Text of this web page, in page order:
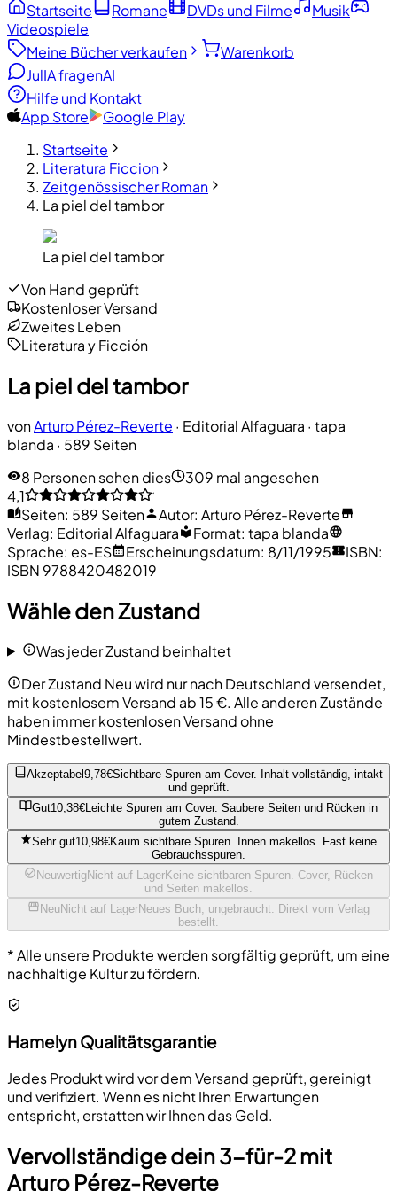
Startseite Romane DVDs und Filme
Musik
Videospiele
Meine Bücher verkaufen
Warenkorb
JulIA fragenAI
Hilfe und Kontakt
App Store
Google Play
Startseite
Literatura Ficcion
Zeitgenössischer Roman
La piel del tambor
La piel del tambor
Von Hand geprüft
Kostenloser Versand
Zweites Leben
Literatura y Ficción
La piel del tambor
vonArturo Pérez-Reverte · Editorial Alfaguara · tapa
blanda · 589 Seiten
8 Personen sehen dies
309 mal angesehen
4,1
Seiten: 589 Seiten Autor: Arturo Pérez-Reverte
Verlag: Editorial Alfaguara Format: tapa blanda
Sprache: es-ES Erscheinungsdatum: 8/11/1995 ISBN:
ISBN 9788420482019
Wähle den Zustand
Was jeder Zustand beinhaltet
Der Zustand Neu wird nur nach Deutschland versendet,
mit kostenlosem Versand ab 15 €. Alle anderen Zustände
haben immer kostenlosen Versand ohne
Mindestbestellwert.
Akzeptabel9,78€Sichtbare Spuren am Cover. Inhalt vollständig, intakt
und geprüft.
Gut10,38€Leichte Spuren am Cover. Saubere Seiten und Rücken in
gutem Zustand.
Sehr gut10,98€Kaum sichtbare Spuren. Innen makellos. Fast keine
Gebrauchsspuren.
NeuwertigNicht auf LagerKeine sichtbaren Spuren. Cover, Rücken
und Seiten makellos.
NeuNicht auf LagerNeues Buch, ungebraucht. Direkt vom Verlag
bestellt.
* Alle unsere Produkte werden sorgfältig geprüft, um eine
nachhaltige Kultur zu fördern.
Hamelyn Qualitätsgarantie
Jedes Produkt wird vor dem Versand geprüft, gereinigt
und verifiziert. Wenn es nicht Ihren Erwartungen
entspricht, erstatten wir Ihnen das Geld.
Vervollständige dein 3-für-2 mit
Arturo Pérez-Reverte